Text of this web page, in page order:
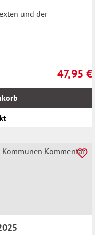
und der
47,95 €